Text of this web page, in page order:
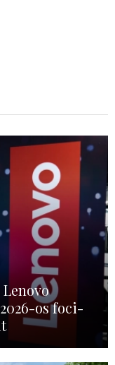
os foci-